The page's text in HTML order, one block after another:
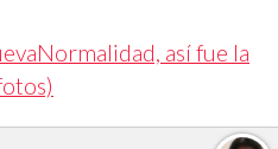
así fue la